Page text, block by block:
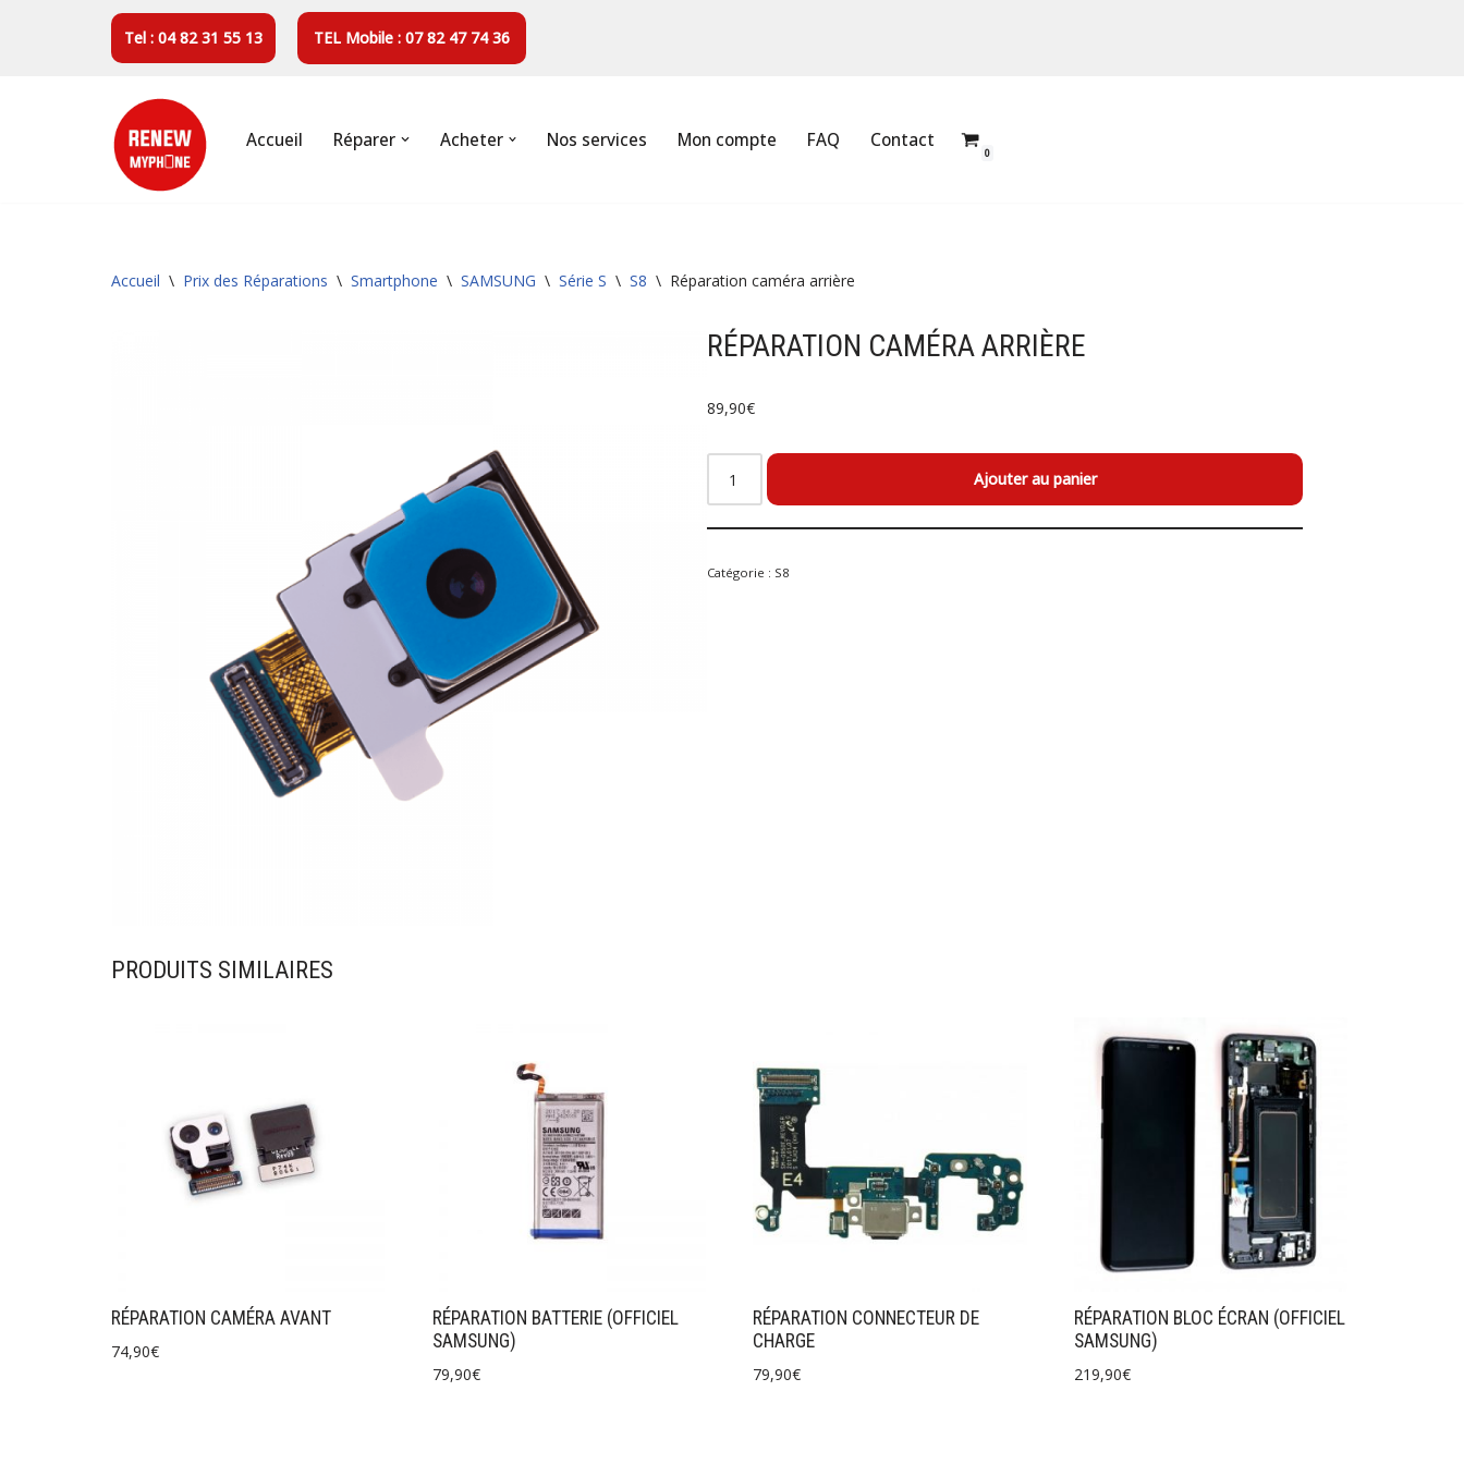
Tel : 04 82 31 55 13 TEL Mobile : 07 82 47 74 36
Accueil Réparer Acheter Nos services Mon compte FAQ Contact
0
Accueil \ Prix des Réparations \ Smartphone \ SAMSUNG \ Série S \ S8 \ Réparation caméra arrière
RÉPARATION CAMÉRA ARRIÈRE
89,90€
Ajouter au panier
Catégorie : S8
PRODUITS SIMILAIRES
RÉPARATION CAMÉRA AVANT
74,90€
RÉPARATION BATTERIE (OFFICIEL
SAMSUNG)
79,90€
RÉPARATION CONNECTEUR DE
CHARGE
79,90€
RÉPARATION BLOC ÉCRAN (OFFICIEL
SAMSUNG)
219,90€